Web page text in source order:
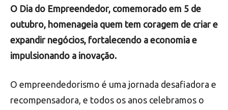
O Dia do Empreendedor, comemorado em 5 de
outubro, homenageia quem tem coragem de criar e
expandir negócios, fortalecendo a economia e
impulsionando a inovação.
O empreendedorismo é uma jornada desafiadora e
recompensadora, e todos os anos celebramos o